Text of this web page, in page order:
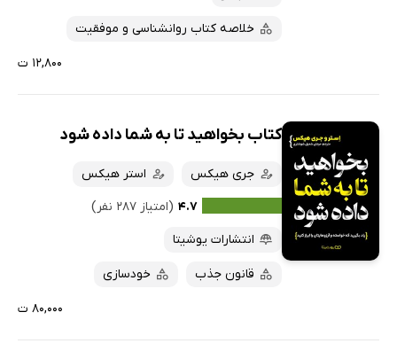
خلاصه کتاب روانشناسی و موفقیت
۱۲,۸۰۰ ت
کتاب بخواهید تا به شما داده شود
جری هیکس
استر هیکس
۴.۷ (امتیاز ۲۸۷ نفر)
انتشارات یوشیتا
قانون جذب خودسازی
۸۰,۰۰۰ ت